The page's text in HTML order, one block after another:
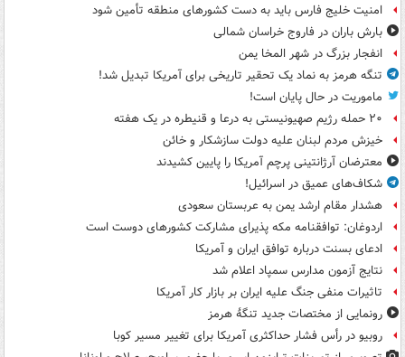
امنیت خلیج فارس باید به دست کشورهای منطقه تأمین شود
بارش باران در فاروج خراسان شمالی
انفجار بزرگ در شهر المخا یمن
تنگه هرمز به نماد یک تحقیر تاریخی برای آمریکا تبدیل شد!
ماموریت در حال پایان است!
۲۰ حمله رژیم صهیونیستی به درعا و قنیطره در یک هفته
خیزش مردم لبنان علیه دولت سازشکار و خائن
معترضان آرژانتینی پرچم آمریکا را پایین کشیدند
شکاف‌های عمیق در اسرائیل!
هشدار مقام ارشد یمن به عربستان سعودی
اردوغان: توافقنامه مکه پذیرای مشارکت کشورهای دوست است
ادعای بسنت درباره توافق ایران و آمریکا
نتایج آزمون مدارس سمپاد اعلام شد
تاثیرات منفی جنگ علیه ایران بر بازار کار آمریکا
رونمایی از مختصات جدید تنگۀ هرمز
روبیو در رأس فشار حداکثری آمریکا برای تغییر مسیر کوبا